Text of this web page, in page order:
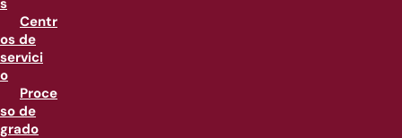
s
Centr
os de
servici
o
Proce
so de
grado